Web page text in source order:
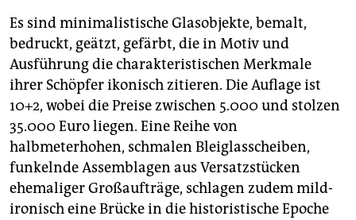
Es sind minimalistische Glasobjekte, bemalt,
bedruckt, geätzt, gefärbt, die in Motiv und
Ausführung die charakteristischen Merkmale
ihrer Schöpfer ikonisch zitieren. Die Auflage ist
10+2, wobei die Preise zwischen 5.000 und stolzen
35.000 Euro liegen. Eine Reihe von
halbmeterhohen, schmalen Bleiglasscheiben,
funkelnde Assemblagen aus Versatzstücken
ehemaliger Großaufträge, schlagen zudem mild-
ironisch eine Brücke in die historistische Epoche